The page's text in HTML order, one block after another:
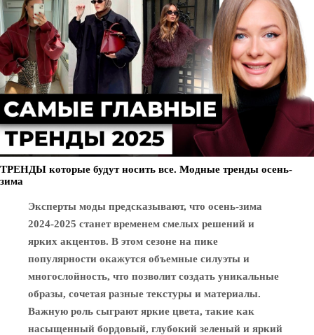
ТРЕНДЫ которые будут носить все. Модные тренды осень-
зима
Эксперты моды предсказывают, что осень-зима
2024-2025 станет временем смелых решений и
ярких акцентов. В этом сезоне на пике
популярности окажутся объемные силуэты и
многослойность, что позволит создать уникальные
образы, сочетая разные текстуры и материалы.
Важную роль сыграют яркие цвета, такие как
насыщенный бордовый, глубокий зеленый и яркий